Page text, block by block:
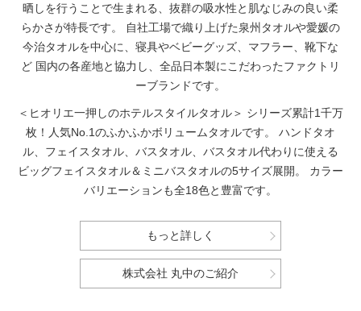
晒しを行うことで生まれる、抜群の吸水性と肌なじみの良い柔
らかさが特長です。
自社工場で織り上げた泉州タオルや愛媛の
今治タオルを中心に、寝具やベビーグッズ、マフラー、靴下な
ど 国内の各産地と協力し、全品日本製にこだわったファクトリ
ーブランドです。
＜ヒオリエ一押しのホテルスタイルタオル＞ シリーズ累計1千万
枚！人気No.1のふかふかボリュームタオルです。
ハンドタオ
ル、フェイスタオル、バスタオル、バスタオル代わりに使える
ビッグフェイスタオル＆ミニバスタオルの5サイズ展開。
カラー
バリエーションも全18色と豊富です。
もっと詳しく
株式会社 丸中のご紹介